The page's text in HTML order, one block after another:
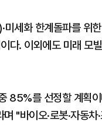
세화 한계돌파를 위
다. 이외에도 미래 모
85%를 선정할 계획
"바이오·로봇·자동